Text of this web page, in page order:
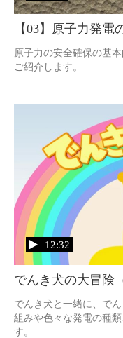
【03】原子力発電
原子力の安全確保の基
ご紹介します。
でんき犬の大冒険
12:32
でんき犬と一緒に、で
組みや色々な発電の種
す。